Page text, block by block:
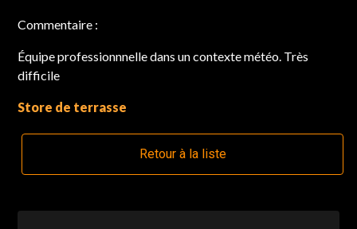
Commentaire :
Équipe professionnnelle dans un contexte météo. Très
difficile
Store de terrasse
Retour à la liste